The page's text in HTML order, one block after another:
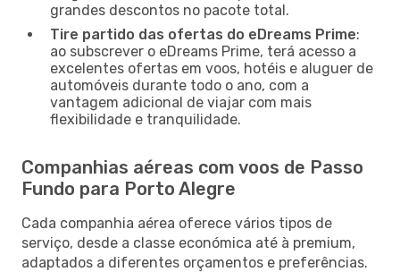
grandes descontos no pacote total.
Tire partido das ofertas do eDreams Prime:
ao subscrever o eDreams Prime, terá acesso a
excelentes ofertas em voos, hotéis e aluguer de
automóveis durante todo o ano, com a
vantagem adicional de viajar com mais
flexibilidade e tranquilidade.
Companhias aéreas com voos de Passo
Fundo para Porto Alegre
Cada companhia aérea oferece vários tipos de
serviço, desde a classe económica até à premium,
adaptados a diferentes orçamentos e preferências.